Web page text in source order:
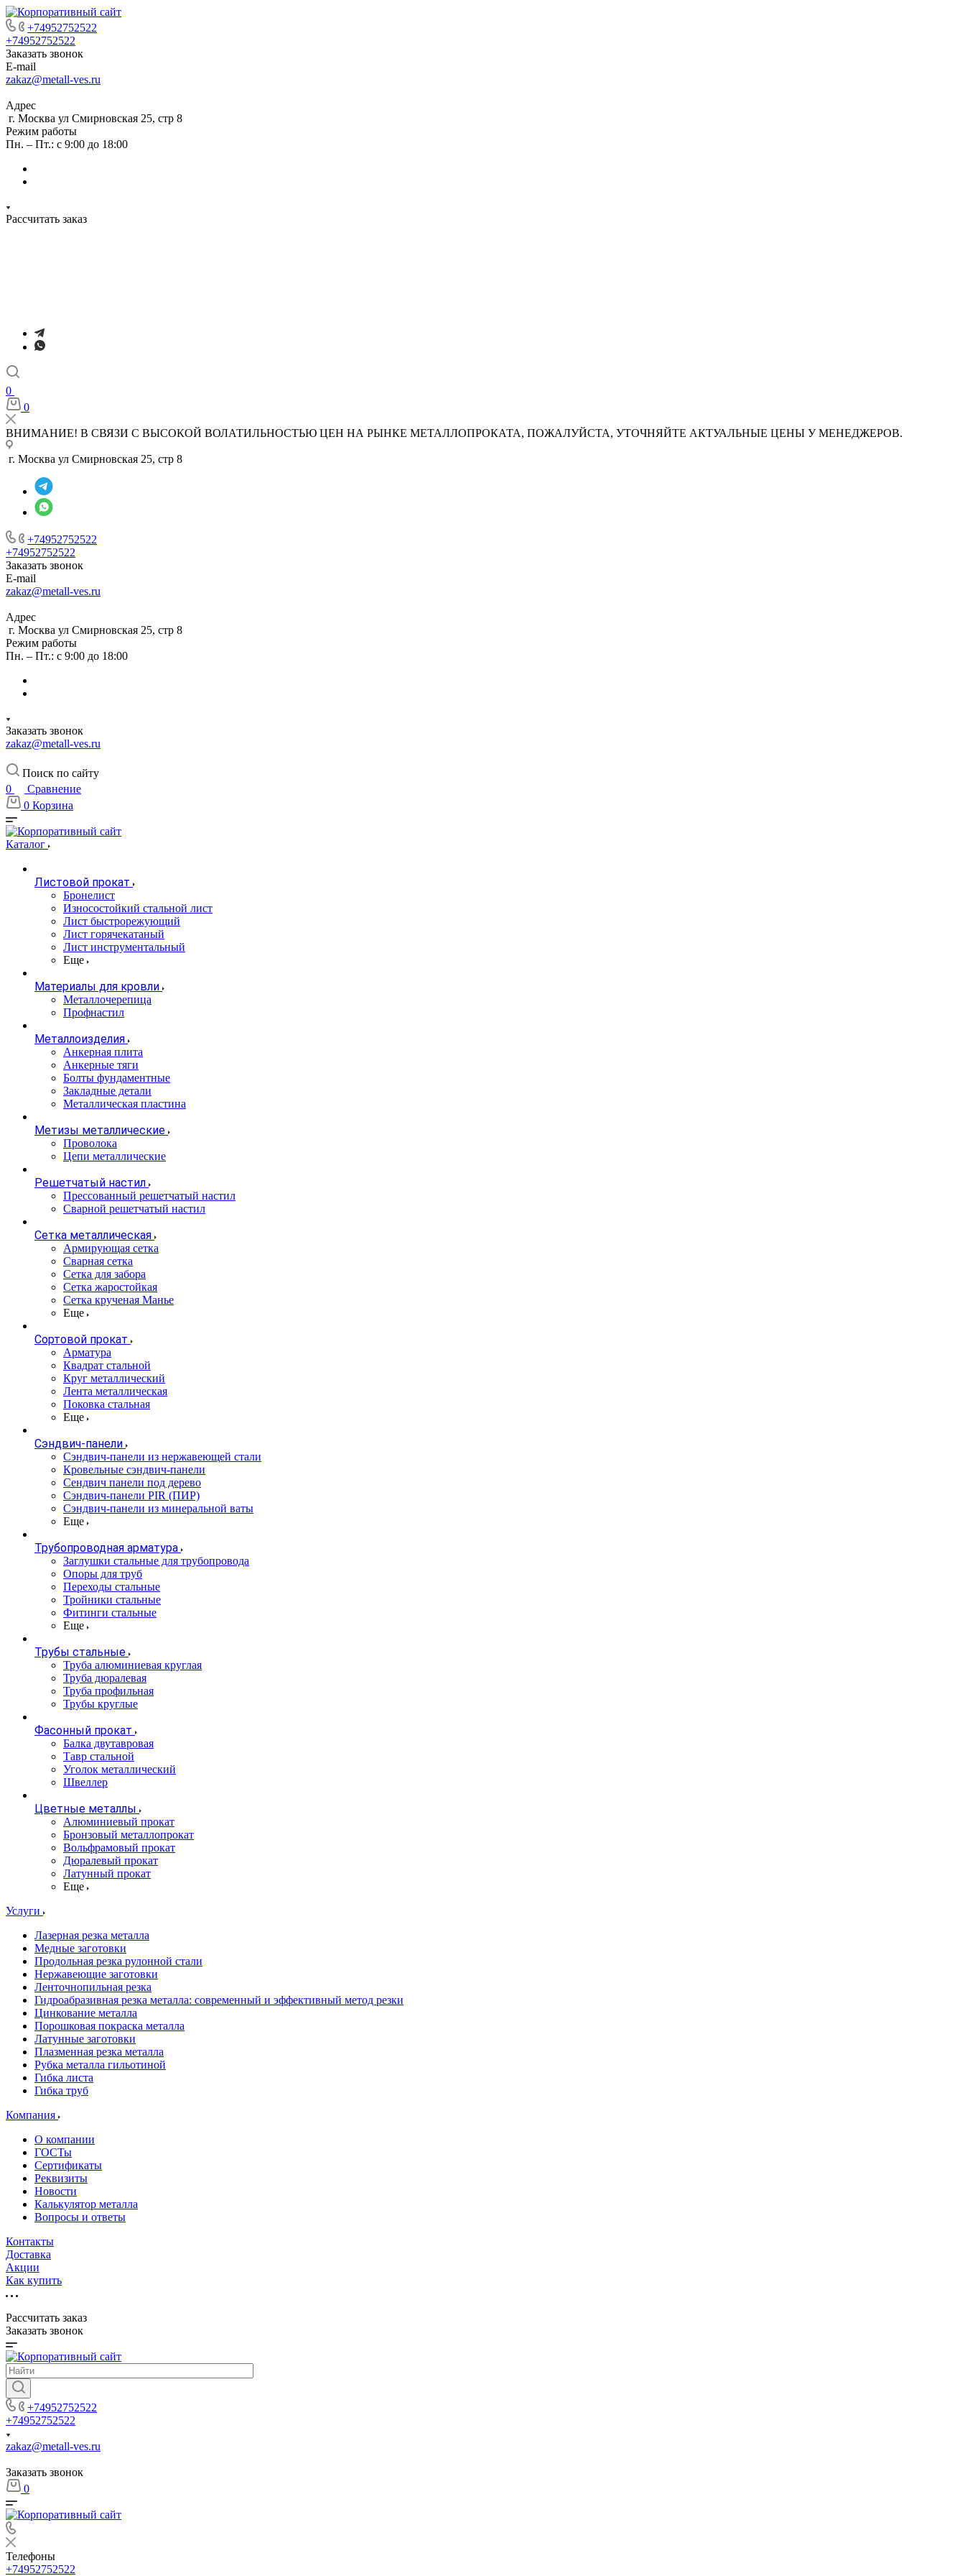
+74952752522
+74952752522
Заказать звонок
E-mail
zakaz@metall-ves.ru
Адрес
г. Москва ул Смирновская 25, стр 8
Режим работы
Пн. – Пт.: с 9:00 до 18:00
Рассчитать заказ
0
0
ВНИМАНИЕ! В СВЯЗИ С ВЫСОКОЙ ВОЛАТИЛЬНОСТЬЮ ЦЕН НА РЫНКЕ МЕТАЛЛОПРОКАТА, ПОЖАЛУЙСТА, УТОЧНЯЙТЕ АКТУАЛЬНЫЕ ЦЕНЫ У МЕНЕДЖЕРОВ.
г. Москва ул Смирновская 25, стр 8
+74952752522
+74952752522
Заказать звонок
E-mail
zakaz@metall-ves.ru
Адрес
г. Москва ул Смирновская 25, стр 8
Режим работы
Пн. – Пт.: с 9:00 до 18:00
Заказать звонок
zakaz@metall-ves.ru
Поиск по сайту
0
Сравнение
0 Корзина
Каталог
Листовой прокат
Бронелист
Износостойкий стальной лист
Лист быстрорежующий
Лист горячекатаный
Лист инструментальный
Еще
Материалы для кровли
Металлочерепица
Профнастил
Металлоизделия
Анкерная плита
Анкерные тяги
Болты фундаментные
Закладные детали
Металлическая пластина
Метизы металлические
Проволока
Цепи металлические
Решетчатый настил
Прессованный решетчатый настил
Сварной решетчатый настил
Сетка металлическая
Армирующая сетка
Сварная сетка
Сетка для забора
Сетка жаростойкая
Сетка крученая Манье
Еще
Сортовой прокат
Арматура
Квадрат стальной
Круг металлический
Лента металлическая
Поковка стальная
Еще
Сэндвич-панели
Cэндвич-панели из нержавеющей стали
Кровельные сэндвич-панели
Сендвич панели под дерево
Сэндвич-панели PIR (ПИР)
Сэндвич-панели из минеральной ваты
Еще
Трубопроводная арматура
Заглушки стальные для трубопровода
Опоры для труб
Переходы стальные
Тройники стальные
Фитинги стальные
Еще
Трубы стальные
Труба алюминиевая круглая
Труба дюралевая
Труба профильная
Трубы круглые
Фасонный прокат
Балка двутавровая
Тавр стальной
Уголок металлический
Швеллер
Цветные металлы
Алюминиевый прокат
Бронзовый металлопрокат
Вольфрамовый прокат
Дюралевый прокат
Латунный прокат
Еще
Услуги
Лазерная резка металла
Медные заготовки
Продольная резка рулонной стали
Нержавеющие заготовки
Ленточнопильная резка
Гидроабразивная резка металла: современный и эффективный метод резки
Цинкование металла
Порошковая покраска металла
Латунные заготовки
Плазменная резка металла
Рубка металла гильотиной
Гибка листа
Гибка труб
Компания
О компании
ГОСТы
Сертификаты
Реквизиты
Новости
Калькулятор металла
Вопросы и ответы
Контакты
Доставка
Акции
Как купить
Рассчитать заказ
Заказать звонок
+74952752522
+74952752522
zakaz@metall-ves.ru
Заказать звонок
0
Телефоны
+74952752522